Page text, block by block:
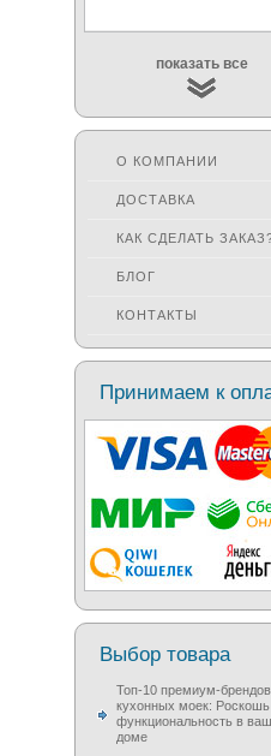
показать все
О КОМПАНИИ
ДОСТАВКА
КАК СДЕЛАТЬ
БЛОГ
КОНТАКТЫ
Принимаем к
Выбор товара
Топ-10 премиум-брендов
кухонных моек:
функциональность в
доме